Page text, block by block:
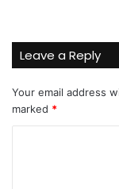
Leave a Reply
Your email address
marked *